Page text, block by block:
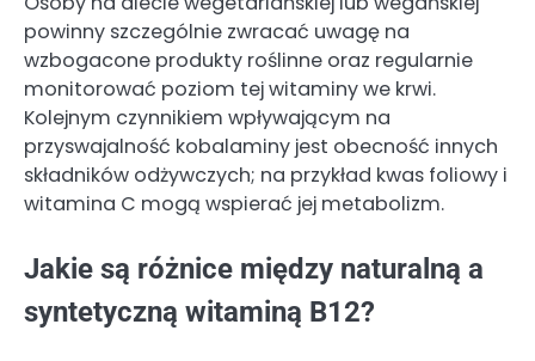
powinny szczególnie zwracać uwagę na
wzbogacone produkty roślinne oraz regularnie
monitorować poziom tej witaminy we krwi.
Kolejnym czynnikiem wpływającym na
przyswajalność kobalaminy jest obecność innych
składników odżywczych; na przykład kwas foliowy i
witamina C mogą wspierać jej metabolizm.
Jakie są różnice między naturalną a
syntetyczną witaminą B12?